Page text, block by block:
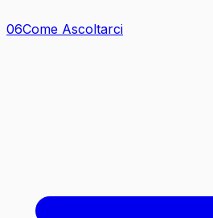
06Come Ascoltarci